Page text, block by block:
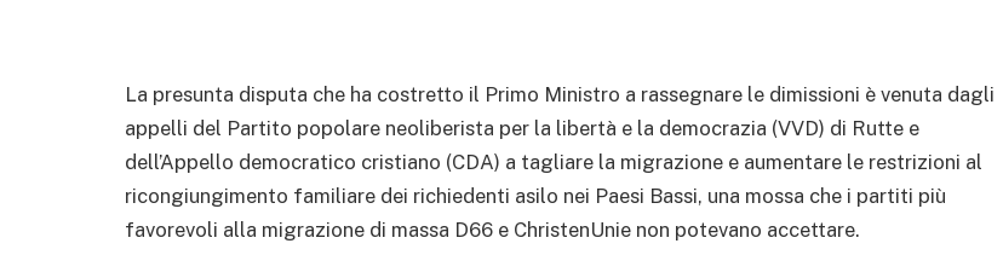
La presunta disputa che ha costretto il Primo Ministro a rassegnare le dimissioni è venuta dagli
appelli del Partito popolare neoliberista per la libertà e la democrazia (VVD) di Rutte e
dell’Appello democratico cristiano (CDA) a tagliare la migrazione e aumentare le restrizioni al
ricongiungimento familiare dei richiedenti asilo nei Paesi Bassi, una mossa che i partiti più
favorevoli alla migrazione di massa D66 e ChristenUnie non potevano accettare.